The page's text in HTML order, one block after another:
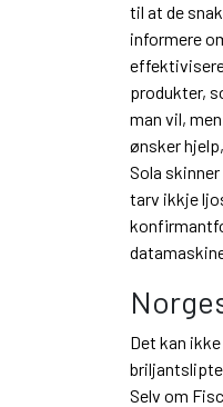
til at de
informere
produkter,
man vil,
ønsker
Sola
tarv ikkje
Det kan
Selv om